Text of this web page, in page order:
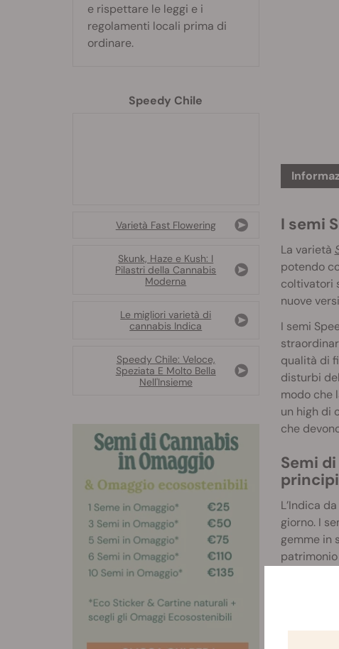
I semi
La varietà
potendo
coltivatori
nuove
I semi
qualità di
disturbi
modo che
un high di
che
Semi
L’Indica
giorno. I
gemme in
tra un
la pianta
semi
e rispettare le leggi e i
regolamenti locali prima di
ordinare.
Speedy Chile
Varietà Fast Flowering
Skunk, Haze e Kush: I
Pilastri della Cannabis
Moderna
Le migliori varietà di
cannabis Indica
Speedy Chile: Veloce,
Speziata E Molto Bella
Nell'Insieme